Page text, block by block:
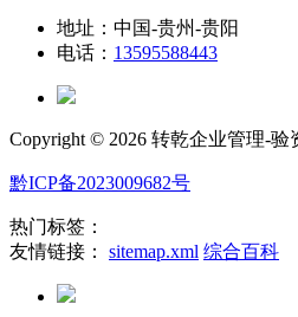
地址：中国-贵州-贵阳
电话： 13595588443
Copyright © 2026 转乾企业管理-
黔ICP备2023009682号
热门标签：
友情链接： sitemap.xml 综合百科